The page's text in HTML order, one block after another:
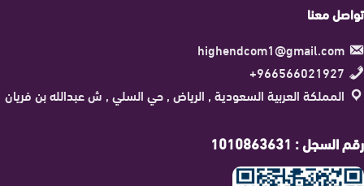
تواصل معنا
highendcom1@gmail.com
966566021927+
المملكة العربية السعودية , الرياض , حي السلي , ش عبدالله بن فريان
رقم السجل : 1010863631